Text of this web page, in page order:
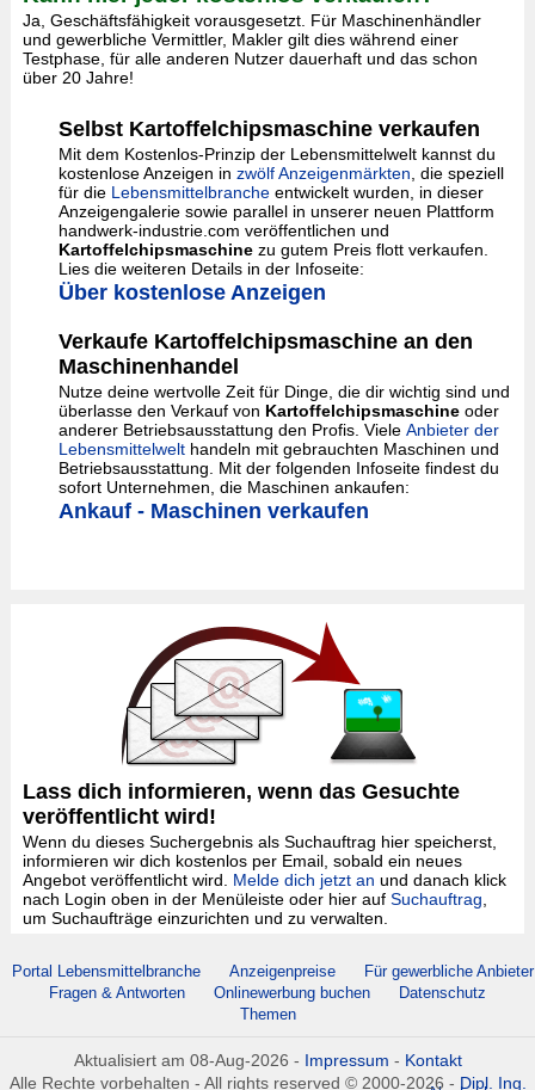
Ja, Geschäftsfähigkeit vorausgesetzt. Für Maschinenhändler
und gewerbliche Vermittler, Makler gilt dies während einer
Testphase, für alle anderen Nutzer dauerhaft und das schon
über 20 Jahre!
Selbst Kartoffelchipsmaschine verkaufen
Mit dem Kostenlos-Prinzip der Lebensmittelwelt kannst du
kostenlose Anzeigen in zwölf Anzeigenmärkten , die speziell
für die Lebensmittelbrancheentwickelt wurden, in dieser
Anzeigengalerie sowie parallel in unserer neuen Plattform
handwerk-industrie.com veröffentlichen und
Kartoffelchipsmaschinezu gutem Preis flott verkaufen.
Lies die weiteren Details in der Infoseite:
Über kostenlose Anzeigen
Verkaufe Kartoffelchipsmaschine an den
Maschinenhandel
Nutze deine wertvolle Zeit für Dinge, die dir wichtig sind und
überlasse den Verkauf von Kartoffelchipsmaschineoder
anderer Betriebsausstattung den Profis. Viele Anbieter der
Lebensmittelwelthandeln mit gebrauchten Maschinen und
Betriebsausstattung. Mit der folgenden Infoseite findest du
sofort Unternehmen, die Maschinen ankaufen:
Ankauf - Maschinen verkaufen
Lass dich informieren, wenn das Gesuchte
veröffentlicht wird!
Wenn du dieses Suchergebnis als Suchauftrag hier speicherst,
informieren wir dich kostenlos per Email, sobald ein neues
Angebot veröffentlicht wird. Melde dich jetzt an und danach klick
nach Login oben in der Menüleiste oder hier auf Suchauftrag
um Suchaufträge einzurichten und zu verwalten.
Portal Lebensmittelbranche Anzeigenpreise
Für gewerbliche Anbieter
Fragen & Antworten
Onlinewerbung buchen
Datenschutz
Themen
Aktualisiert am 08-Aug-2026 - Impressum - Kontakt
Alle Rechte vorbehalten - All rights reserved © 2000-2026 - Dipl. Ing.